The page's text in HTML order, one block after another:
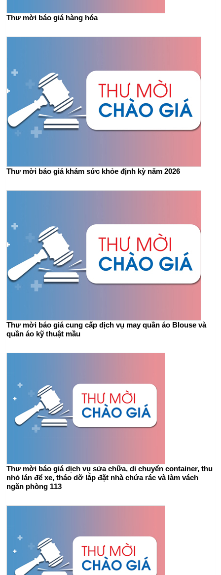
Thư mời báo giá hàng hóa
Thư mời báo giá khám sức khỏe định kỳ năm 2026
Thư mời báo giá cung cấp dịch vụ may quần áo Blouse và
quần áo kỹ thuật mầu
Thư mời báo giá dịch vụ sửa chữa, di chuyển container, thu
nhỏ lán để xe, tháo dỡ lắp đặt nhà chứa rác và làm vách
ngăn phòng 113